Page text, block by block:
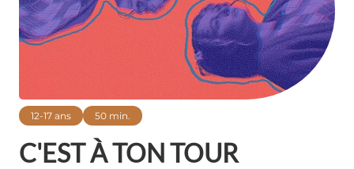
C'EST À TON TOUR
12-17 ans 50 min.